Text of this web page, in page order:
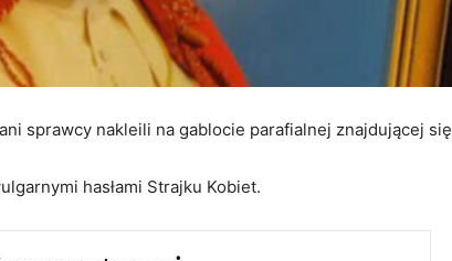
sprawcy nakleili na gablocie parafialnej znajdującej się
hasłami Strajku Kobiet.